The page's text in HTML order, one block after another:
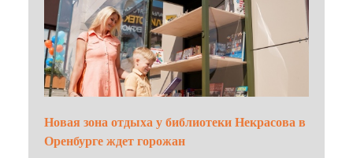
Новая зона отдыха у библиотеки Некрасова в
Оренбурге ждет горожан